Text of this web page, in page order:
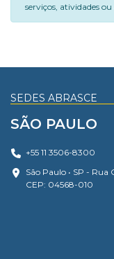
serviços, atividades
SEDES ABRASCE
SÃO PAULO
+55 11 3506-8300
São Paulo • SP -
CEP: 04568-010